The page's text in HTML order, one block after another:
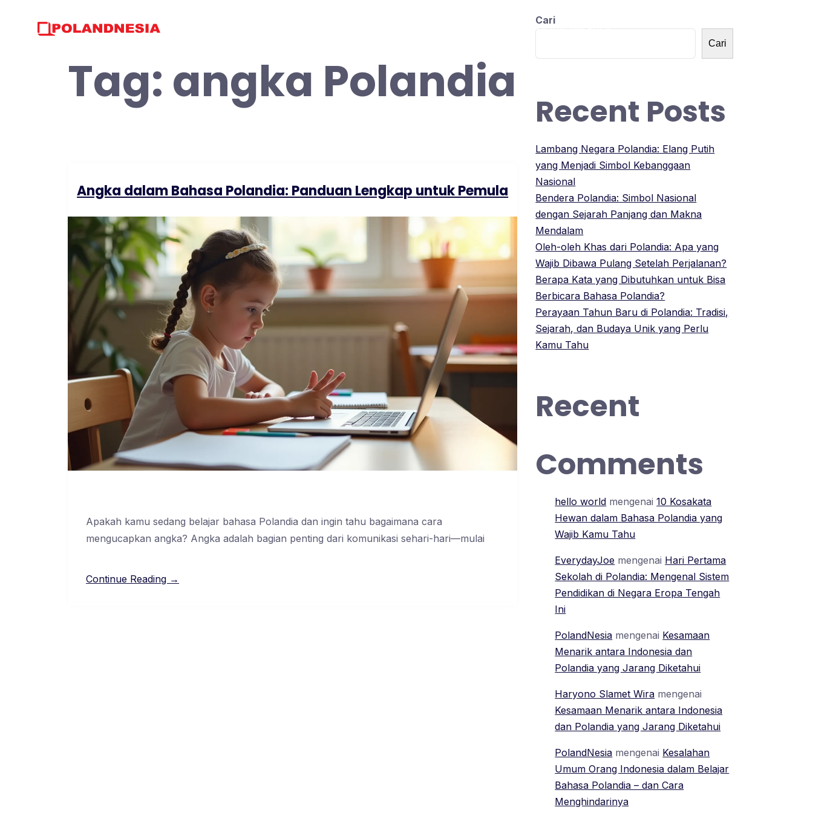
INFO POLANDNESIA
Tag: angka Polandia
Angka dalam Bahasa Polandia: Panduan Lengkap untuk Pemula
Apakah kamu sedang belajar bahasa Polandia dan ingin tahu bagaimana cara
mengucapkan angka? Angka adalah bagian penting dari komunikasi sehari-hari—mulai
Continue Reading →
Cari
Cari
Recent Posts
Lambang Negara Polandia: Elang Putih
yang Menjadi Simbol Kebanggaan
Nasional
Bendera Polandia: Simbol Nasional
dengan Sejarah Panjang dan Makna
Mendalam
Oleh-oleh Khas dari Polandia: Apa yang
Wajib Dibawa Pulang Setelah Perjalanan?
Berapa Kata yang Dibutuhkan untuk Bisa
Berbicara Bahasa Polandia?
Perayaan Tahun Baru di Polandia: Tradisi,
Sejarah, dan Budaya Unik yang Perlu
Kamu Tahu
Recent
Comments
hello world mengenai10 Kosakata
Hewan dalam Bahasa Polandia yang
Wajib Kamu Tahu
EverydayJoe mengenai Hari Pertama
Sekolah di Polandia: Mengenal Sistem
Pendidikan di Negara Eropa Tengah
Ini
PolandNesia mengenai Kesamaan
Menarik antara Indonesia dan
Polandia yang Jarang Diketahui
Haryono Slamet Wira mengenai
Kesamaan Menarik antara Indonesia
dan Polandia yang Jarang Diketahui
PolandNesia mengenai Kesalahan
Umum Orang Indonesia dalam Belajar
Bahasa Polandia – dan Cara
Menghindarinya